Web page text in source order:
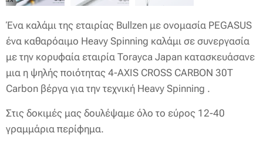
Ένα καλάμι της εταιρίας Bullzen με ονομασία PEGASUS
ένα καθαρόαιμο Heavy Spinning καλάμι σε συνεργασία
με την κορυφαία εταιρία Torayca Japan κατασκευάσανε
μια η ψηλής ποιότητας 4-AXIS CROSS CARBON 30T
Carbon βέργα για την τεχνική Heavy Spinning .
Στις δοκιμές μας δουλέψαμε όλο το εύρος 12-40
γραμμάρια περίφημα.